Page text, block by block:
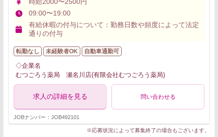
09:00〜19:00
有給休暇の付与について：勤務日数や頻度によって法定
通りの付与
転勤なし 未経験者OK 自動車通勤可
◇企業名
むつごろう薬局 瀬名川店(有限会社むつごろう薬局)
求人の詳細を見る 問い合わせる
JOBナンバー：JOB492101
※応募状況によって募集終了の場合もございます。